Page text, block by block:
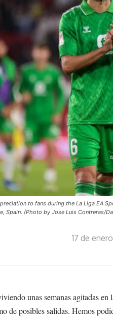
to fans during the La Liga EA
Spain. (Photo by Jose Luis Contreras/
17 de
unas semanas agitadas
de posibles salidas. Hemos